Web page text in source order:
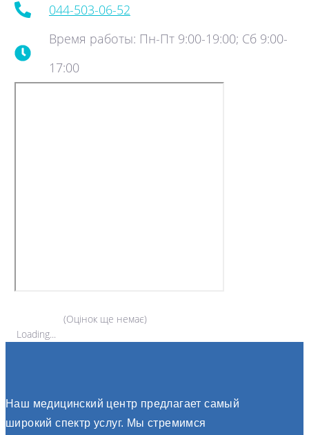
044-503-06-52
Время работы: Пн-Пт 9:00-19:00; Сб 9:00-
17:00
(Оцінок ще немає)
Loading...
Наш медицинский центр предлагает самый
широкий спектр услуг. Мы стремимся